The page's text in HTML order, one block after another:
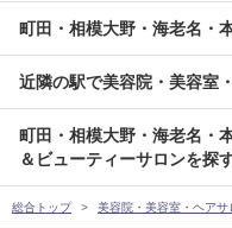
町田・相模大野・海老名・
近隣の駅で美容院・美容室
町田・相模大野・海老名・
＆ビューティーサロンを探
総合トップ 美容院・美容室・ヘアサ